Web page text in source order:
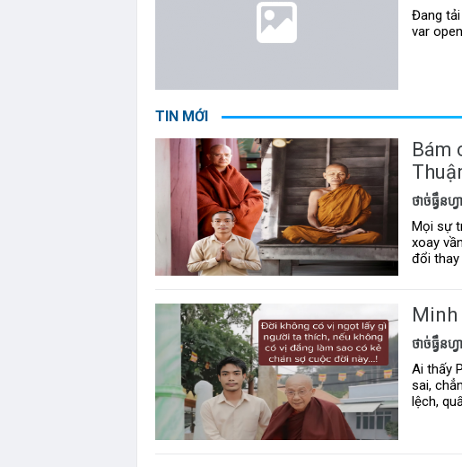
Đang tải danh sách...
var
TIN MỚI
Bám
ថាច់ធ្វឹនហ្វា
Mọi sự
xoay
đổi
Minh
ថាច់ធ្វឹនហ្វា
Ai thấy
sai,
lệch,